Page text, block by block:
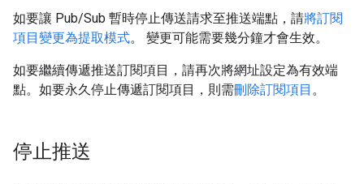
如要讓 Pub/Sub 暫時停止傳送請求至推送端點，請將訂閱
項目變更為提取模式。 變更可能需要幾分鐘才會生效。
如要繼續傳遞推送訂閱項目，請再次將網址設定為有效端
點。如要永久停止傳遞訂閱項目，則需刪除訂閱項目 。
停止推送